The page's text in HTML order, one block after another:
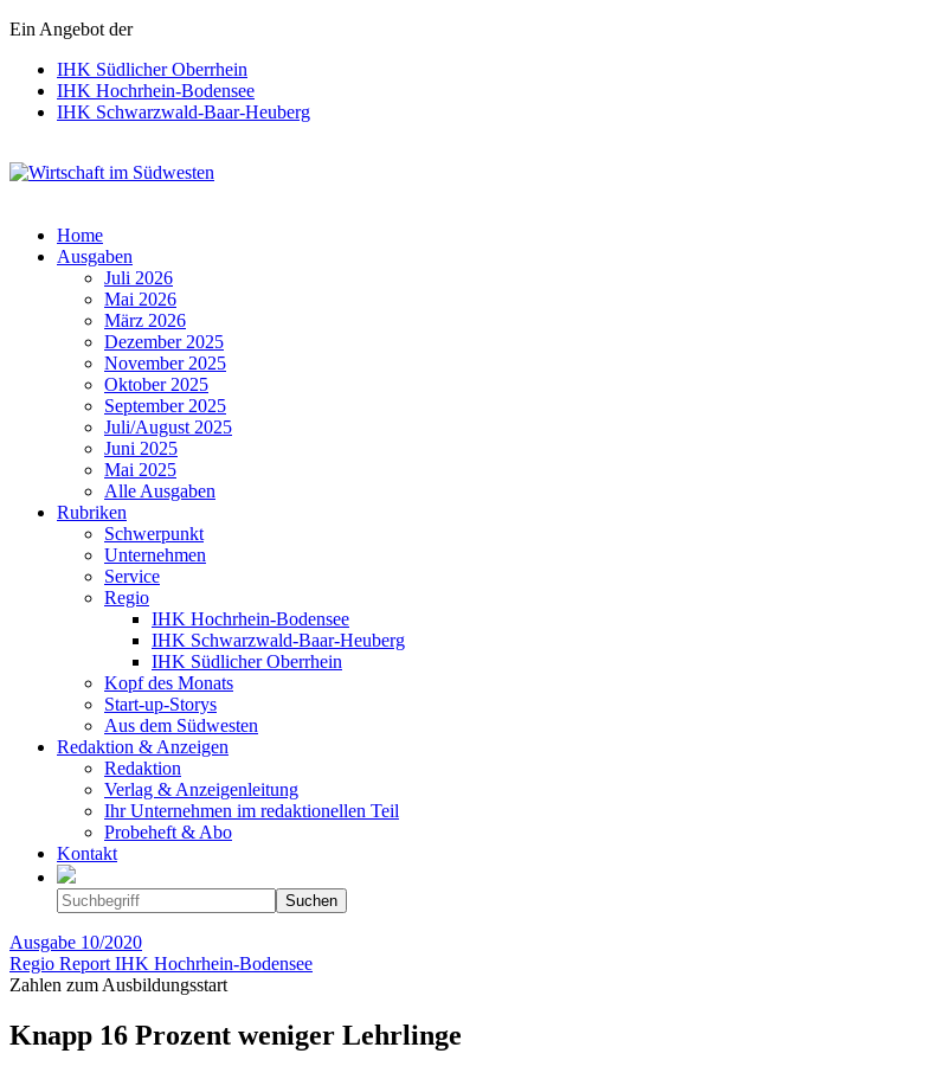
Ein Angebot der
IHK Südlicher Oberrhein
IHK Hochrhein-Bodensee
IHK Schwarzwald-Baar-Heuberg
Home
Ausgaben
Juli 2026
Mai 2026
März 2026
Dezember 2025
November 2025
Oktober 2025
September 2025
Juli/August 2025
Juni 2025
Mai 2025
Alle Ausgaben
Rubriken
Schwerpunkt
Unternehmen
Service
Regio
IHK Hochrhein-Bodensee
IHK Schwarzwald-Baar-Heuberg
IHK Südlicher Oberrhein
Kopf des Monats
Start-up-Storys
Aus dem Südwesten
Redaktion & Anzeigen
Redaktion
Verlag & Anzeigenleitung
Ihr Unternehmen im redaktionellen Teil
Probeheft & Abo
Kontakt
Ausgabe 10/2020
Regio Report IHK Hochrhein-Bodensee
Zahlen zum Ausbildungsstart
Knapp 16 Prozent weniger Lehrlinge